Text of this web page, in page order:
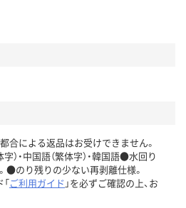
合による返品はお受けできません。
）・中国語（繁体字）・韓国語●水回り
●のり残りの少ない再剥離仕様。
ご利用ガイド 」を必ずご確認の上、お